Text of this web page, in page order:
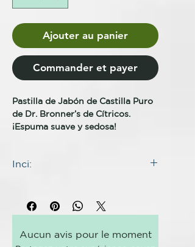
Ajouter au panier
Commander et payer
Pastilla de Jabón de Castilla Puro
de Dr. Bronner’s de Cítricos.
¡Espuma suave y sedosa!
mezcla vigorizante de aceites
Castilla Puro de Cítricos está
hecha con ingredientes
certificados de comercio justo y
aceite de semilla de cáñamo
Inci:
de palma orgánico*, hidróxido de
orgánico*, aceite de naranja
Aucun avis pour le moment